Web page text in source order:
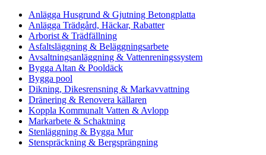
Anlägga Husgrund & Gjutning Betongplatta
Anlägga Trädgård, Häckar, Rabatter
Arborist & Trädfällning
Asfaltsläggning & Beläggningsarbete
Avsaltningsanläggning & Vattenreningssystem
Bygga Altan & Pooldäck
Bygga pool
Dikning, Dikesrensning & Markavvattning
Dränering & Renovera källaren
Koppla Kommunalt Vatten & Avlopp
Markarbete & Schaktning
Stenläggning & Bygga Mur
Stenspräckning & Bergsprängning